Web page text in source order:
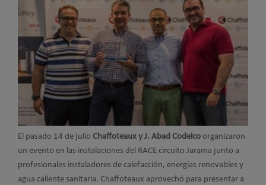
El pasado 14 de julio Chaffoteaux y J. Abad Codelco organizaron
un evento en las instalaciones del RACE circuito Jarama junto a
profesionales instaladores de calefacción, energías renovables y
agua caliente sanitaria. Chaffoteaux aprovechó para presentar a